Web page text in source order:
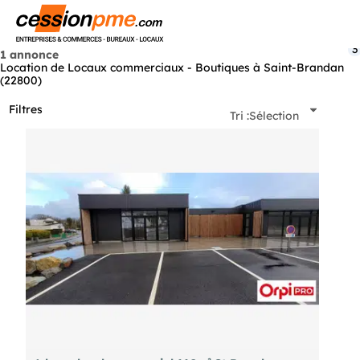
1 annonce
Location de Locaux commerciaux - Boutiques à Saint-Brandan
(22800)
Filtres
3
Tri :Sélection